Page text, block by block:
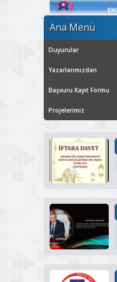
Ana Menü
Duyurular
Yazarlarımızdan
Başvuru Kayıt Formu
Projelerimiz